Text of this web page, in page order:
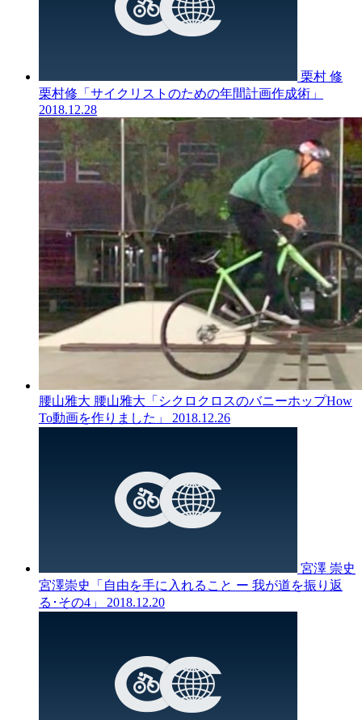
栗村 修
栗村修「サイクリストのための年間計画作成術」
2018.12.28
腰山雅大 腰山雅大「シクロクロスのバニーホップHow
To動画を作りました」
2018.12.26
宮澤 崇史
宮澤崇史「自由を手に入れること ー 我が道を振り返
る･その4」
2018.12.20